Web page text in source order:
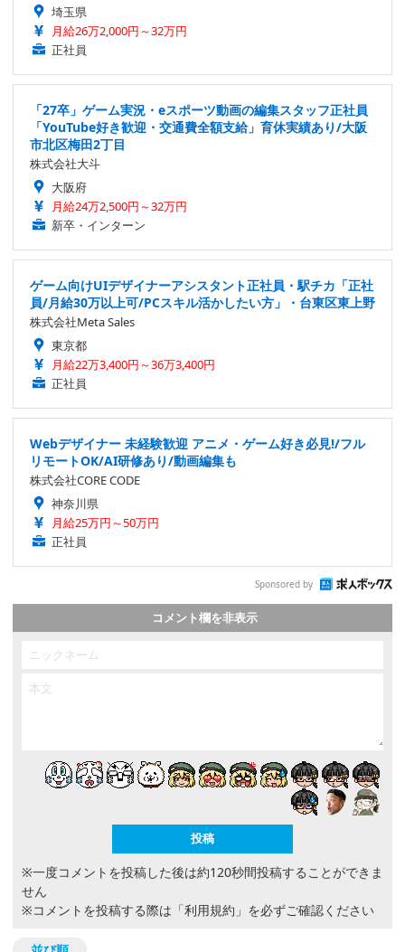
埼玉県
月給26万2,000円～32万円
正社員
「27卒」ゲーム実況・eスポーツ動画の編集スタッフ正社員
「YouTube好き歓迎・交通費全額支給」育休実績あり/大阪
市北区梅田2丁目
株式会社大斗
大阪府
月給24万2,500円～32万円
新卒・インターン
ゲーム向けUIデザイナーアシスタント正社員・駅チカ「正社
員/月給30万以上可/PCスキル活かしたい方」・台東区東上野
株式会社Meta Sales
東京都
月給22万3,400円～36万3,400円
正社員
Webデザイナー 未経験歓迎 アニメ・ゲーム好き必見!/フル
リモートOK/AI研修あり/動画編集も
株式会社CORE CODE
神奈川県
月給25万円～50万円
正社員
Sponsored by
コメント欄を非表示
※一度コメントを投稿した後は約120秒間投稿することができま
せん
※コメントを投稿する際は 「利用規約」 を必ずご確認ください